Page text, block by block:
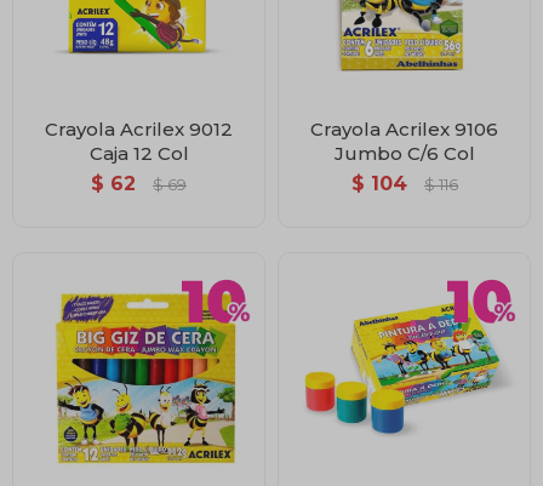
Crayola Acrilex 9012
Caja 12 Col
$ 62 $ 69
Crayola Acrilex 9106
Jumbo C/6 Col
$ 104 $ 116